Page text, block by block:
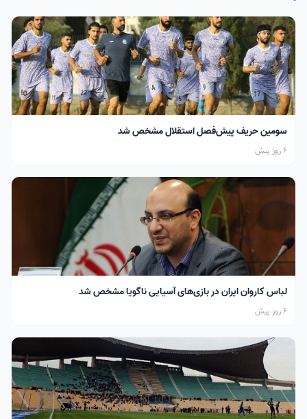
سومین حریف پیش‌فصل استقلال مشخص شد
6 روز پیش
لباس کاروان ایران در بازی‌های آسیایی ناگویا مشخص شد
6 روز پیش